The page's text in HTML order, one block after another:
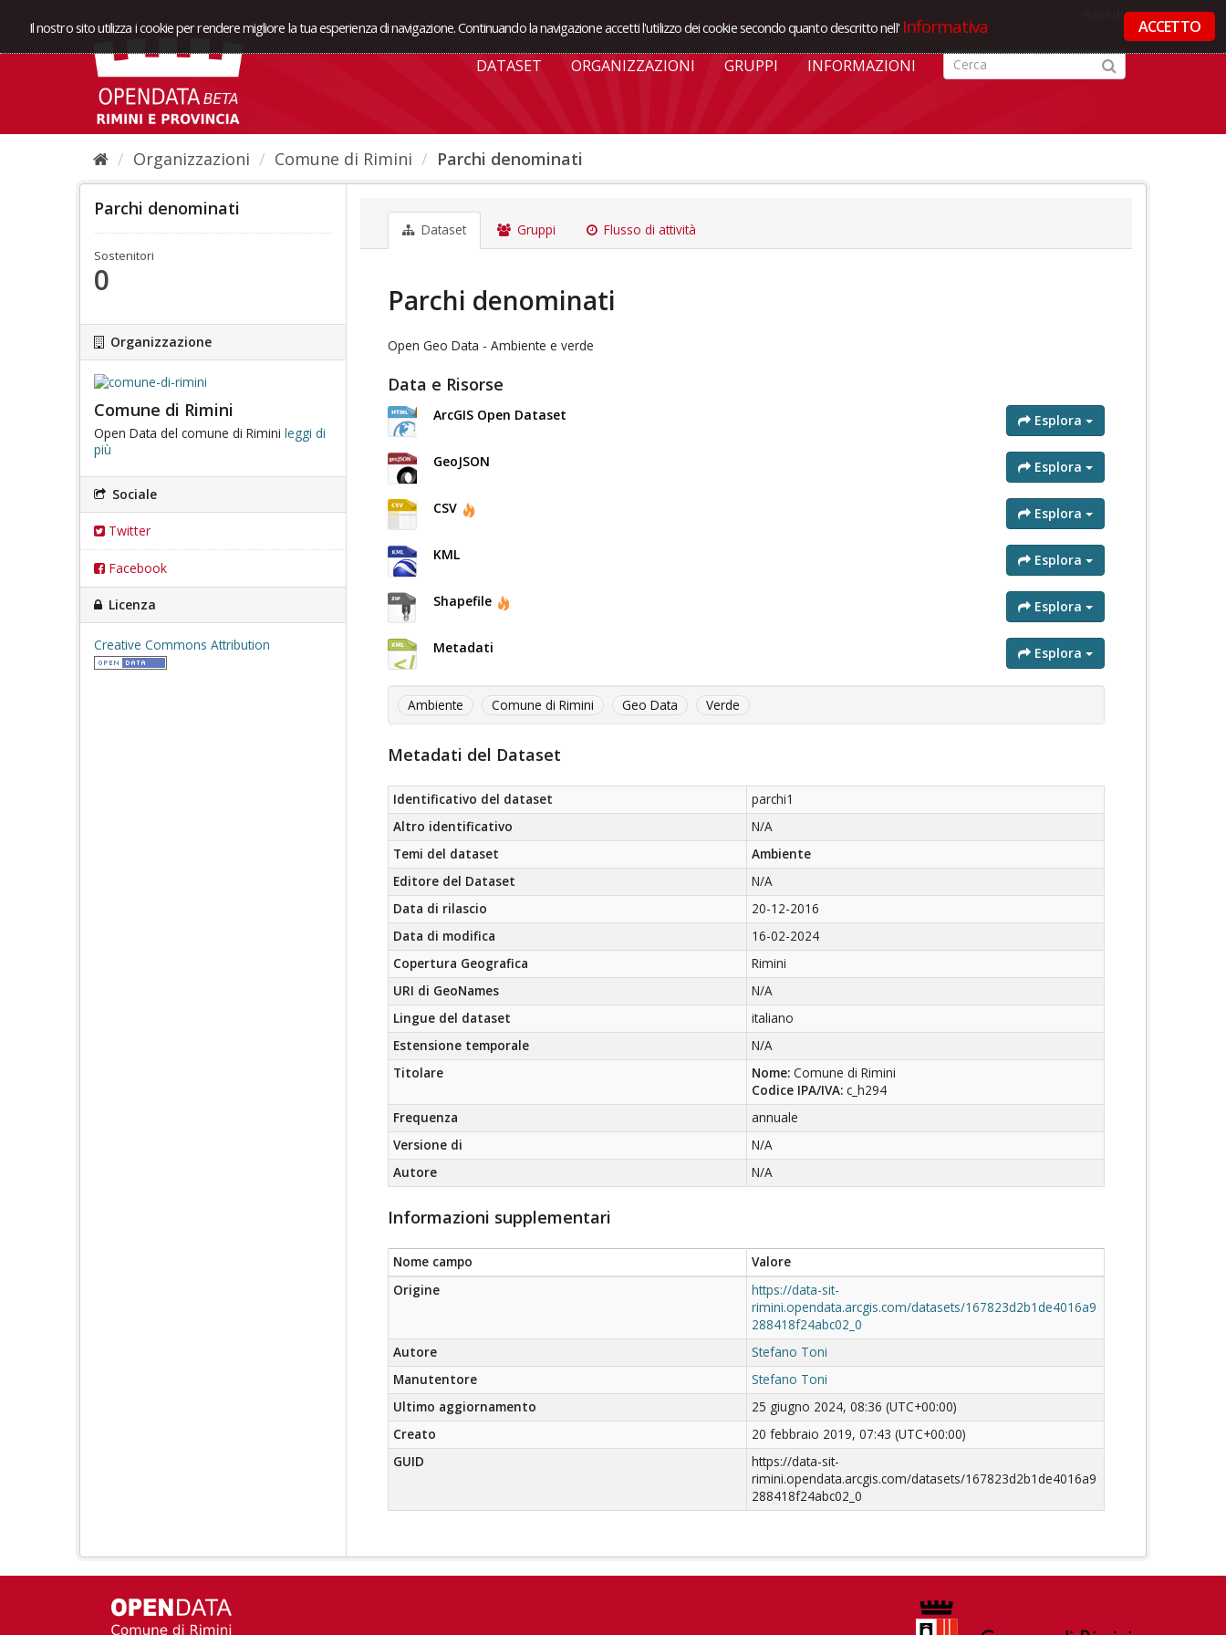
Il nostro sito utilizza i cookie per rendere migliore la tua esperienza di navigazione. Continuando la navigazione accetti l'utilizzo dei cookie secondo quanto descritto nell' Informativa ACCETTO
DATASET ORGANIZZAZIONI GRUPPI INFORMAZIONI
Organizzazioni Comune di Rimini Parchi denominati
Parchi denominati
Sostenitori
0
Organizzazione
Comune di Rimini
Open Data del comune di Rimini leggi di
più
Sociale
Twitter
Facebook
Licenza
Creative Commons Attribution
Dataset Gruppi Flusso di attività
Parchi denominati
Open Geo Data - Ambiente e verde
Data e Risorse
ArcGIS Open Dataset Esplora
GeoJSON Esplora
CSV Esplora
KML Esplora
Shapefile Esplora
Metadati Esplora
Ambiente Comune di Rimini Geo Data Verde
Metadati del Dataset
Identificativo del dataset
parchi1
Altro identificativo
N/A
Temi del dataset
Ambiente
Editore del Dataset
N/A
Data di rilascio
20-12-2016
Data di modifica
16-02-2024
Copertura Geografica
Rimini
URI di GeoNames
N/A
Lingue del dataset
italiano
Estensione temporale
N/A
Titolare
Nome: Comune di Rimini
Codice IPA/IVA: c_h294
Frequenza
annuale
Versione di
N/A
Autore
N/A
Informazioni supplementari
Nome campo
Valore
Origine
https://data-sit-
rimini.opendata.arcgis.com/datasets/167823d2b1de4016a9
288418f24abc02_0
Autore
Stefano Toni
Manutentore
Stefano Toni
Ultimo aggiornamento
25 giugno 2024, 08:36 (UTC+00:00)
Creato
20 febbraio 2019, 07:43 (UTC+00:00)
GUID
https://data-sit-
rimini.opendata.arcgis.com/datasets/167823d2b1de4016a9
288418f24abc02_0